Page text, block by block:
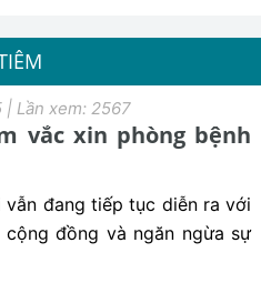
| Lần xem: 2567
vắc xin phòng bệnh
đang tiếp tục diễn ra với
đồng và ngăn ngừa sự